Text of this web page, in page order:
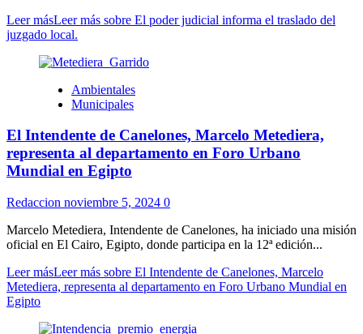
Leer másLeer más sobre El poder judicial informa el traslado del
juzgado local.
Ambientales
Municipales
El Intendente de Canelones, Marcelo Metediera,
representa al departamento en Foro Urbano
Mundial en Egipto
Redaccion noviembre 5, 2024 0
Marcelo Metediera, Intendente de Canelones, ha iniciado una misión
oficial en El Cairo, Egipto, donde participa en la 12ª edición...
Leer másLeer más sobre El Intendente de Canelones, Marcelo
Metediera, representa al departamento en Foro Urbano Mundial en
Egipto